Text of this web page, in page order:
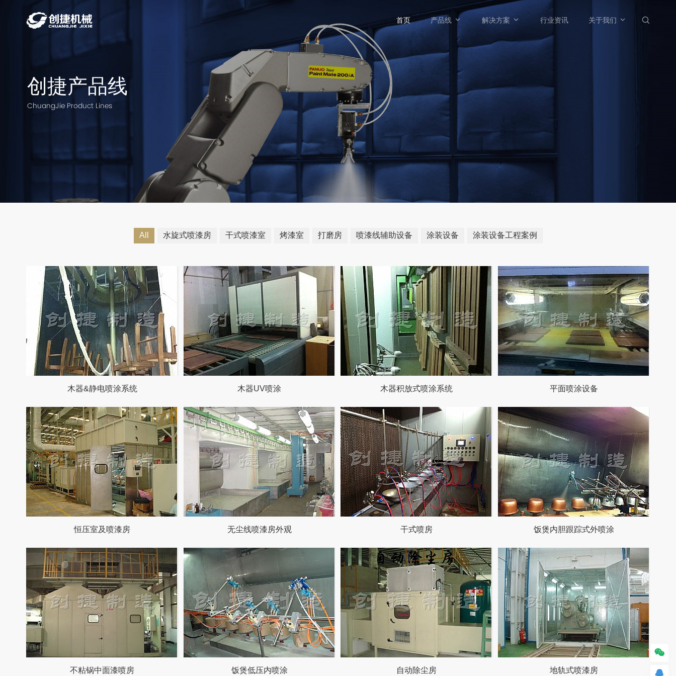

首页 产品线  解决方案  行业资讯 关于我们 
创捷产品线
ChuangJie Product Lines
All 水旋式喷漆房 干式喷漆室 烤漆室 打磨房 喷漆线辅助设备 涂装设备 涂装设备工程案例
木器&静电喷涂系统 木器UV喷涂 木器积放式喷涂系统 平面喷涂设备
恒压室及喷漆房 无尘线喷漆房外观 干式喷房 饭煲内胆跟踪式外喷涂
不粘锅中面漆喷房 饭煲低压内喷涂 自动除尘房 地轨式喷漆房

